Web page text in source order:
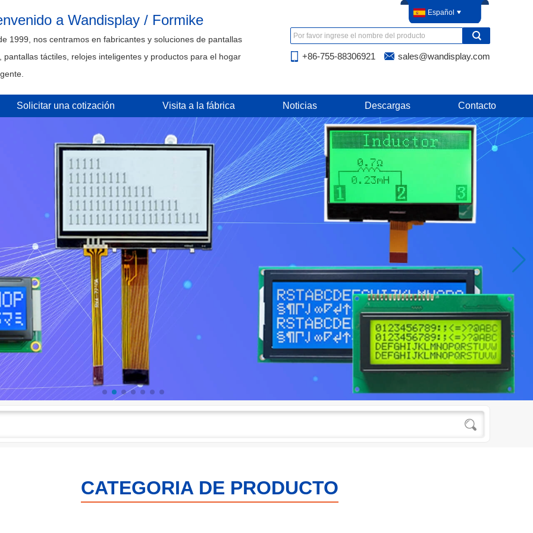
a Wandisplay / Formike
1999, nos centramos en fabricantes y soluciones de pantallas
pantallas táctiles, relojes inteligentes y productos para el hogar
Español
+86-755-88306921 sales@wandisplay.com
Solicitar una cotización Visita a la fábrica Noticias Descargas Contacto
CATEGORIA DE PRODUCTO